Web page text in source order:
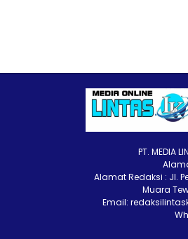
PT. MEDIA
Alamat Redaksi : Jl.
Muara
Email: